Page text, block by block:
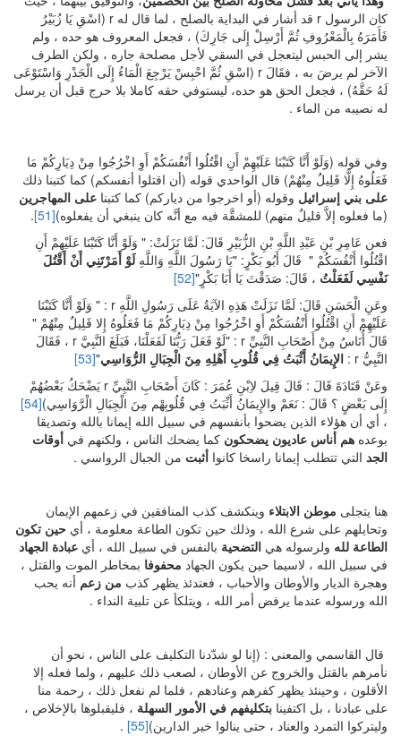
كان الرسول r قد أشار في البداية بالصلح ، لما قال له r (اسْقِ يَا زُبَيْرُ
فَأَمَرَهُ بِالْمَعْرُوفِ ثُمَّ أَرْسِلْ إِلَى جَارِكَ) ، فجعل المعروف هو حده ، ولم
يشر إلى الحبس ليتعجل في السقي لأجل مصلحة جاره ، ولكن الطرف
الآخر لم يرضَ به ، فقَالَ r (اسْقِ ثُمَّ احْبِسْ يَرْجِعَ الْمَاءُ إِلَى الْجَدْرِ وَاسْتَوْعَى
لَهُ حَقَّهُ) ، فجعل الحق هو حده، ليستوفي حقه كاملا بلا حرج قبل أن يرسل
له نصيبه من الماء .
وفي قوله (وَلَوْ أَنَّا كَتَبْنَا عَلَيْهِمْ أَنِ اقْتُلُوا أَنْفُسَكُمْ أَوِ اخْرُجُوا مِنْ دِيَارِكُمْ مَا
فَعَلُوهُ إِلَّا قَلِيلٌ مِنْهُمْ) قال الواحدي قوله (أن اقتلوا أنفسكم) كما كتبنا ذلك
على بني إسرائيل وقوله (أو اخرجوا من دياركم) كما كتبنا على المهاجرين
(ما فعلوه إلاَّ قليلٌ منهم) للمشقَّة فيه مع أنَّه كان ينبغي أن يفعلوه)[51]
.
فعن عَامِرِ بْنِ عَبْدِ اللَّهِ بْنِ الزُّبَيْرِ قَالَ: لَمَّا نَزَلَتْ: " وَلَوْ أَنَّا كَتَبْنَا عَلَيْهِمْ أَنِ
اقْتُلُوا أَنْفُسَكُمْ " قَالَ أَبُو بَكْرٍ: "يَا رَسُولَ اللَّهِ وَاللَّهِلَوْ أَمَرْتَنِي أَنْ أَقْتُلَ
نَفْسِي لَفَعَلْتُ ، قَالَ: صَدَقْتَ يَا أَبَا بَكْرٍ"[52]
وعَنِ الْحَسَنِ قَالَ: لَمَّا نَزَلَتْ هَذِهِ الآيَةُ عَلَى رَسُولِ اللَّهِ r : " وَلَوْ أَنَّا كَتَبْنَا
عَلَيْهِمْ أَنِ اقْتُلُوا أَنْفُسَكُمْ أَوِ اخْرُجُوا مِنْ دِيَارِكُمْ مَا فَعَلُوهُ إِلا قَلِيلٌ مِنْهُمْ "
قَالَ أُنَاسٌ مِنْ أَصْحَابِ النَّبِيِّ r : "لَوْ فَعَلَ رَبُّنَا لَفَعَلْنَا، فَبَلَغَ النَّبِيَّ r ، فَقَالَ
النَّبِيُّ r :
الإِيمَانُ أَثْبَتُ فِي قُلُوبِ أَهْلِهِ مِنَ الْجِبَالِ الرُّوَاسِي"
[53]
وعَنْ قَتَادَةَ قَالَ : قَالَ قِيلَ لاِبْنِ عُمَرَ : كَانَ أَصْحَابِ النَّبِيِّ r يَضْحَكُ بَعْضُهُمْ
إِلَى بَعْضٍ ؟ قَالَ : نَعَمْ والإِيمَانُ أَثْبَتُ فِي قُلُوبِهْم مِنَ الْجِبَالِ الْرَّوَاسِي)[54]
، أي أن هؤلاء الذين يضحوا بأنفسهم في سبيل الله إيمانا بالله وتصديقا
بوعده هم أناس عاديون يضحكون كما يضحك الناس ، ولكنهم في أوقات
الجد التي تتطلب إيمانا راسخا كانوا أثبت من الجبال الرواسي .
هنا يتجلى موطن الابتلاء وينكشف كذب المنافقين في زعمهم الإيمان
وتحايلهم على شرع الله ، وذلك حين تكون الطاعة معلومة ، أي حين تكون
الطاعة لله ولرسوله هي التضحية بالنفس في سبيل الله ، أي عبادة الجهاد
في سبيل الله ، لاسيما حين يكون الجهاد محفوفا بمخاطر الموت والقتل ،
وهجرة الديار والأوطان والأحباب ، فعندئذ يظهر كذب من زعم أنه يحب
الله ورسوله عندما يرفض أمر الله ، ويتلكأ عن تلبية النداء .
قال القاسمي والمعنى : (إنا لو شدّدنا التكليف على الناس ، نحو أن
نأمرهم بالقتل والخروج عن الأوطان ، لصعب ذلك عليهم ، ولما فعله إلا
الأقلون ، وحينئذ يظهر كفرهم وعنادهم ، فلما لم نفعل ذلك ، رحمة منا
على عبادنا ، بل اكتفينا بتكليفهم في الأمور السهلة ، فليقبلوها بالإخلاص ،
وليتركوا التمرد والعناد ، حتى ينالوا خير الدارين)[55]
.